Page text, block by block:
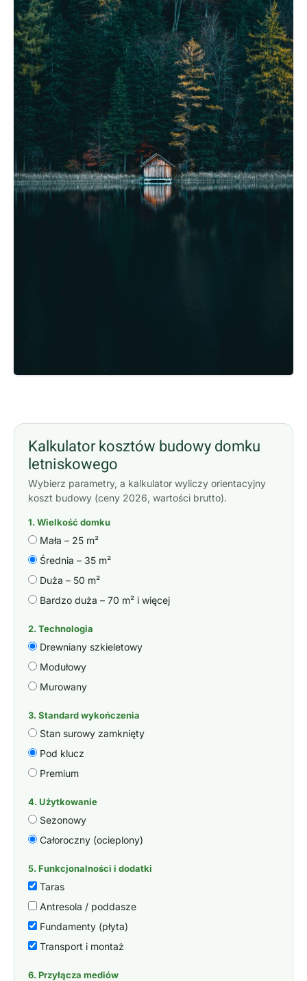
Kalkulator kosztów budowy domku
letniskowego
Wybierz parametry, a kalkulator wyliczy orientacyjny
koszt budowy (ceny 2026, wartości brutto).
1. Wielkość domku
Mała – 25 m²
Średnia – 35 m²
Duża – 50 m²
Bardzo duża – 70 m² i więcej
2. Technologia
Drewniany szkieletowy
Modułowy
Murowany
3. Standard wykończenia
Stan surowy zamknięty
Pod klucz
Premium
4. Użytkowanie
Sezonowy
Całoroczny (ocieplony)
5. Funkcjonalności i dodatki
Taras
Antresola / poddasze
Fundamenty (płyta)
Transport i montaż
6. Przyłącza mediów